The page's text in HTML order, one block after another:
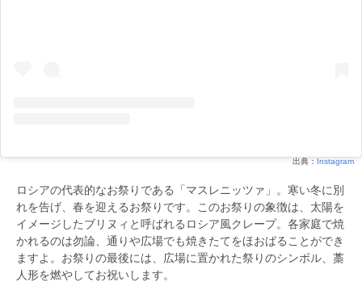
出典： Instagram
ロシアの代表的なお祭りである「マスレニッツァ」。寒い冬に別
れを告げ、春を迎えるお祭りです。このお祭りの象徴は、太陽を
イメージしたブリヌィと呼ばれるロシア風クレープ。各家庭で焼
かれるのは勿論、通りや広場でも焼きたてをほおばることができ
ますよ。お祭りの最後には、広場に置かれた祭りのシンボル、藁
人形を燃やしてお祝いします。